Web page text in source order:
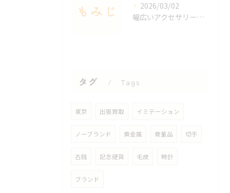
2026/03/02
幅広いアクセサリーを出張買取で手軽に査定する方法
タグ Tags
東京 出張買取 イミテーション
ノーブランド 貴金属 骨董品 切手
古銭 記念硬貨 毛皮 時計
ブランド